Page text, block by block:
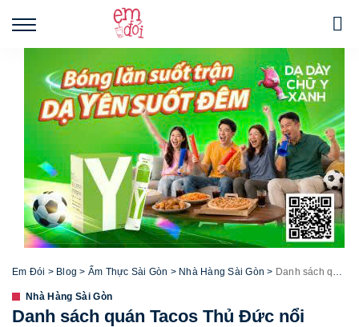
Em Đói > Blog > Ẩm Thực Sài Gòn > Nhà Hàng Sài Gòn > Danh sách quán Tacos Thủ Đức nổi tiếng có hương vị độc đáo nhất
Nhà Hàng Sài Gòn
Danh sách quán Tacos Thủ Đức nổi